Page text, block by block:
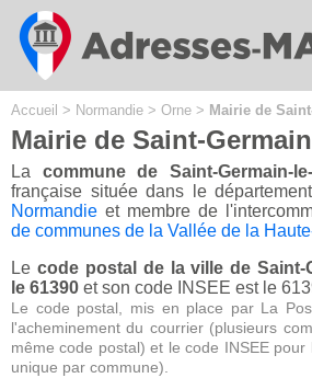
Accueil > Normandie > Orne > Mairie de
Mairie de Saint-
La commune de Saint-Germain-
française située dans le
Normandie et membre de
de communes de la Vallée de la
Le code postal de la ville de Saint-
le 61390 et son code INSEE est le
Le code postal, mis en place par La
l'acheminement du courrier (plusieurs
même code postal) et le code INSEE
unique par commune).
Cookies management panel